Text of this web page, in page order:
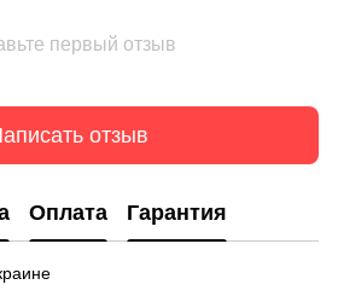
первый отзыв
отзыв
Оплата Гарантия